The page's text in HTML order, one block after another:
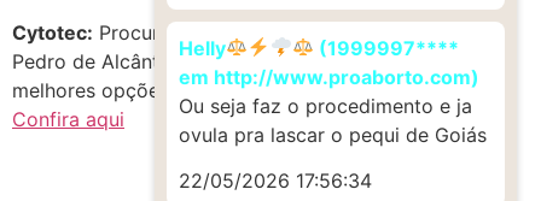
Cytotec: Procurando c.i.t.o.t.e.q.u.e em Centro, Dom
Pedro de Alcântara, Rio Grande do Sul? Aproveite as
melhores opções do momento!
Confira aqui
Helly
(1999997****
em http://www.proaborto.com)
Ou seja faz o procedimento e ja
ovula pra lascar o pequi de Goiás
22/05/2026 17:56:34